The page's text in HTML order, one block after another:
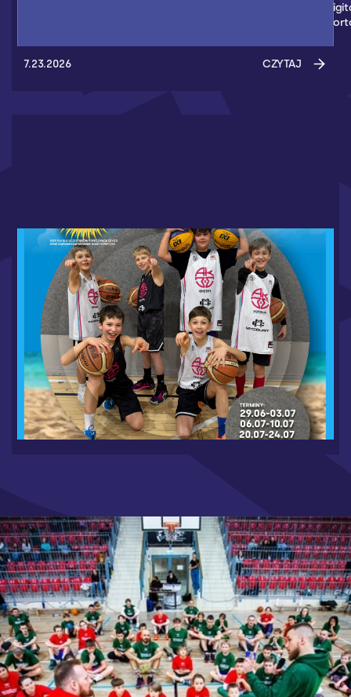
Nowym partnerem Akademii Koszykówki 3x3 został Humint
Marketing - Agencja z Gdańska, która wspiera wydarzenia
7.23.2026 CZYTAJ
WAKACJE W MYCOURT 2026 - RUSZAMY Z
ZAPISAMI
6.19.2026 CZYTAJ